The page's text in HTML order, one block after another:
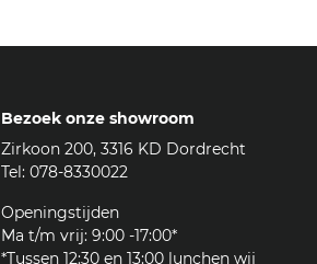
Bezoek onze showroom
Zirkoon 200, 3316 KD Dordrecht
Tel: 078-8330022
Openingstijden
Ma t/m vrij: 9:00 -17:00*
*Tussen 12:30 en 13:00 lunchen wij